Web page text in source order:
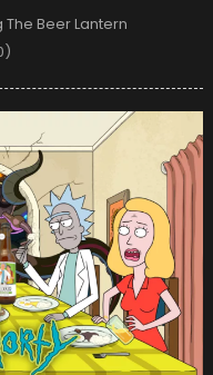
The Beer Lantern